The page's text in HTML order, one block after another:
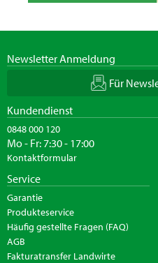
Newsletter Anmeldung
Für
Kundendienst
0848 000 120
Mo - Fr: 7:30 - 17:00
Kontaktformular
Service
Garantie
Produkteservice
Häufig gestellte Fragen (FAQ)
AGB
Fakturatransfer Landwirte